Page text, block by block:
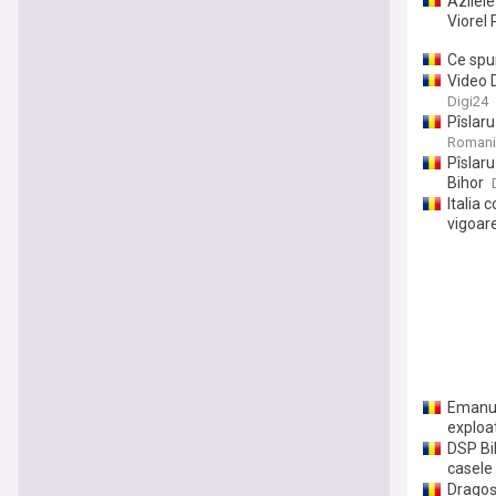
Viorel
Ce
Video
Digi24
vorba
Bihor
Italia
DSP
casele